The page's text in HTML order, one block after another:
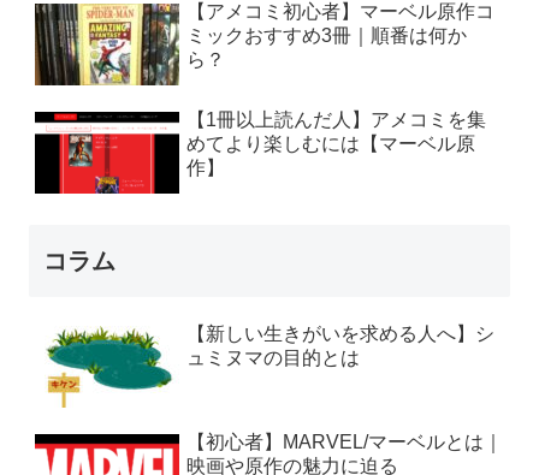
【アメコミ初心者】マーベル原作コ
ミックおすすめ3冊｜順番は何か
ら？
【1冊以上読んだ人】アメコミを集
めてより楽しむには【マーベル原
作】
コラム
【新しい生きがいを求める人へ】シ
ュミヌマの目的とは
【初心者】MARVEL/マーベルとは｜
映画や原作の魅力に迫る